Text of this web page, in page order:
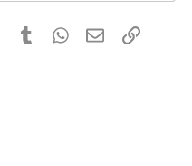
PinterestTumblr WhatsApp
E-MailLink